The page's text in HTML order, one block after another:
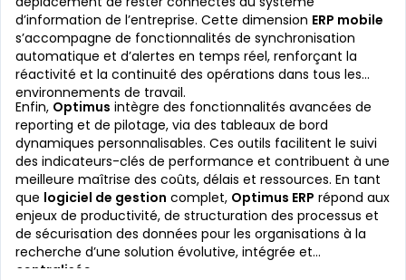
d’information de l’entreprise. Cette dimension ERP mobile
s’accompagne de fonctionnalités de synchronisation
automatique et d’alertes en temps réel, renforçant la
réactivité et la continuité des opérations dans tous les
environnements de travail.
Enfin, Optimus intègre des fonctionnalités avancées de
reporting et de pilotage, via des tableaux de bord
dynamiques personnalisables. Ces outils facilitent le suivi
des indicateurs-clés de performance et contribuent à une
meilleure maîtrise des coûts, délais et ressources. En tant
que logiciel de gestion complet, Optimus ERP répond aux
enjeux de productivité, de structuration des processus et
de sécurisation des données pour les organisations à la
recherche d’une solution évolutive, intégrée et
centralisée